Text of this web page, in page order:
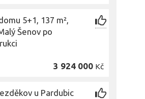
5+1, 137 m²,
Šenov po
3 924 000 Kč
u Pardubic